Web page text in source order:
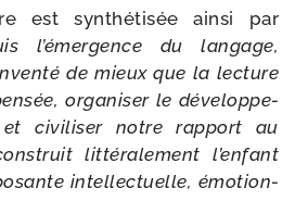
est syn­thé­ti­sée ain­si par
l’émergence du lan­gage,
de mieux que la lec­ture
orga­ni­ser le déve­lop­pe­
civi­li­ser notre rap­port au
lit­té­ra­le­ment l’enfant
intel­lec­tuelle, émo­tion­